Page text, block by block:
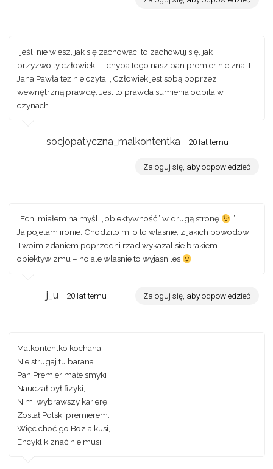
„jeśli nie wiesz, jak się zachowac, to zachowuj się, jak
przyzwoity człowiek” – chyba tego nasz pan premier nie zna. I
Jana Pawła też nie czyta: „Człowiek jest sobą poprzez
wewnętrzną prawdę. Jest to prawda sumienia odbita w
czynach.”
socjopatyczna_malkontentka 20 lat temu
Zaloguj się, aby odpowiedzieć
„Ech, miałem na myśli „obiektywność” w drugą stronę
”
Ja pojelam ironie. Chodzilo mi o to wlasnie, z jakich powodow
Twoim zdaniem poprzedni rzad wykazal sie brakiem
obiektywizmu – no ale wlasnie to wyjasniles
j_u 20 lat temu Zaloguj się, aby odpowiedzieć
Malkontentko kochana,
Nie strugaj tu barana.
Pan Premier małe smyki
Nauczał był fizyki,
Nim, wybrawszy karierę,
Został Polski premierem.
Więc choć go Bozia kusi,
Encyklik znać nie musi.